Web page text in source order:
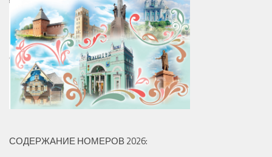
СОДЕРЖАНИЕ НОМЕРОВ 2026: